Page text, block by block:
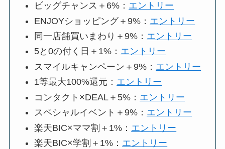
ビッグチャンス＋6%： エントリー
ENJOYショッピング＋9%： エントリー
同一店舗買いまわり＋9%： エントリー
5と0の付く日＋1%： エントリー
スマイルキャンペーン＋9%： エントリー
1等最大100%還元： エントリー
コンタクト×DEAL＋5%： エントリー
スペシャルイベント＋9%： エントリー
楽天BIC×ママ割＋1%： エントリー
楽天BIC×学割＋1%： エントリー